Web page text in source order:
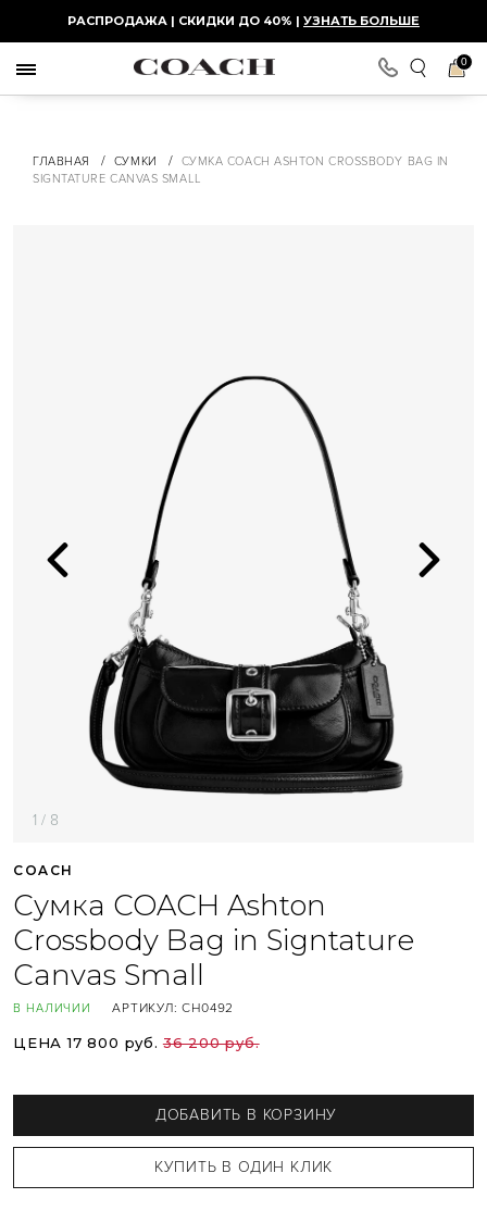
РАСПРОДАЖА | СКИДКИ ДО 40% | УЗНАТЬ БОЛЬШЕ
0
ГЛАВНАЯ / СУМКИ /
СУМКА COACH ASHTON CROSSBODY BAG IN
SIGNTATURE CANVAS SMALL
1 / 8
COACH
Сумка COACH Ashton
Crossbody Bag in Signtature
Canvas Small
В НАЛИЧИИ АРТИКУЛ:CH0492
ЦЕНА 17 800 руб. 36 200 руб.
ДОБАВИТЬ В КОРЗИНУ